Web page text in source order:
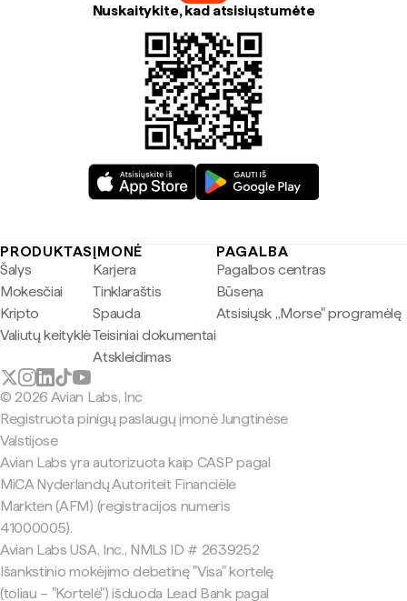
Nuskaitykite, kad atsisiųstumėte
PRODUKTAS
Šalys
Mokesčiai
Kripto
Valiutų keityklė
ĮMONĖ
Karjera
Tinklaraštis
Spauda
Teisiniai dokumentai
Atskleidimas
PAGALBA
Pagalbos centras
Būsena
Atsisiųsk „Morse" programėlę
© 2026 Avian Labs, Inc
Registruota pinigų paslaugų įmonė Jungtinėse
Valstijose
Avian Labs yra autorizuota kaip CASP pagal
MiCA Nyderlandų Autoriteit Financiële
Markten (AFM) (registracijos numeris
41000005).
Avian Labs USA, Inc., NMLS ID # 2639252
Išankstinio mokėjimo debetinę "Visa" kortelę
(toliau – "Kortelė") išduoda Lead Bank pagal